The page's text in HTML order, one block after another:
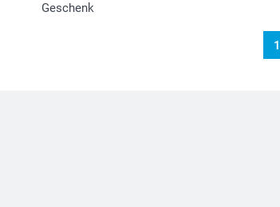
Geschenk
1